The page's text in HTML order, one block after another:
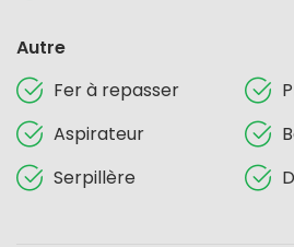
Autre
Fer à repasser
Aspirateur
Serpillère